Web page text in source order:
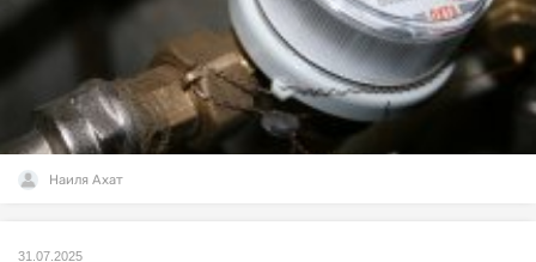
Наиля Ахат
31.07.2025